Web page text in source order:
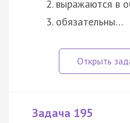
выражаются в
обязательны…
Задача 195